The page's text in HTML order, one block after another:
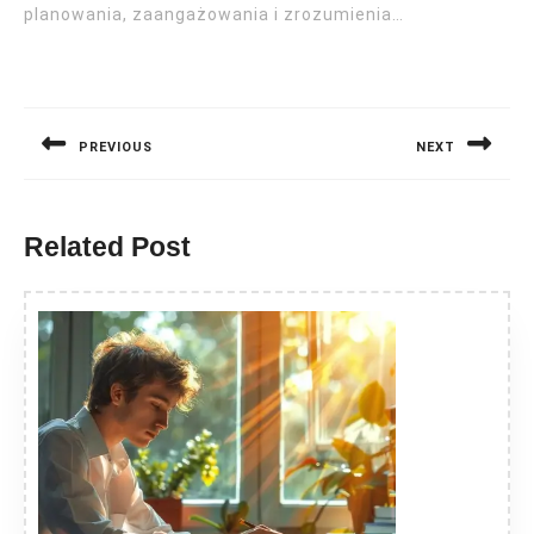
planowania, zaangażowania i zrozumienia…
PREVIOUS NEXT
Related Post